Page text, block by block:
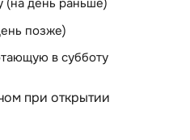
(на день раньше)
позже)
в субботу
при открытии